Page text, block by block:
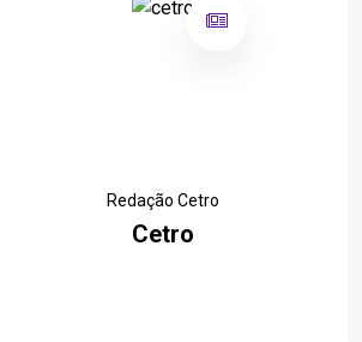
Redação Cetro
Cetro